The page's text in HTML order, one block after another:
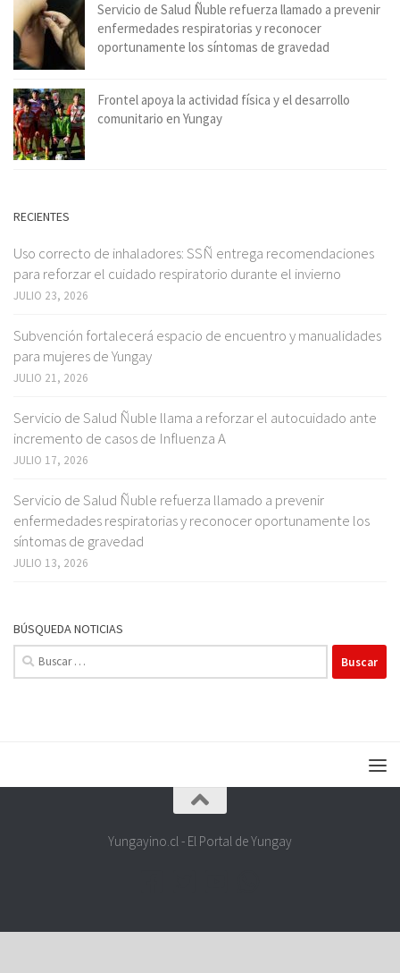
Servicio de Salud Ñuble refuerza llamado a prevenir
enfermedades respiratorias y reconocer
oportunamente los síntomas de gravedad
Frontel apoya la actividad física y el desarrollo
comunitario en Yungay
RECIENTES
Uso correcto de inhaladores: SSÑ entrega recomendaciones
para reforzar el cuidado respiratorio durante el invierno
JULIO 23, 2026
Subvención fortalecerá espacio de encuentro y manualidades
para mujeres de Yungay
JULIO 21, 2026
Servicio de Salud Ñuble llama a reforzar el autocuidado ante
incremento de casos de Influenza A
JULIO 17, 2026
Servicio de Salud Ñuble refuerza llamado a prevenir
enfermedades respiratorias y reconocer oportunamente los
síntomas de gravedad
JULIO 13, 2026
BÚSQUEDA NOTICIAS
Buscar:
Yungayino.cl - El Portal de Yungay